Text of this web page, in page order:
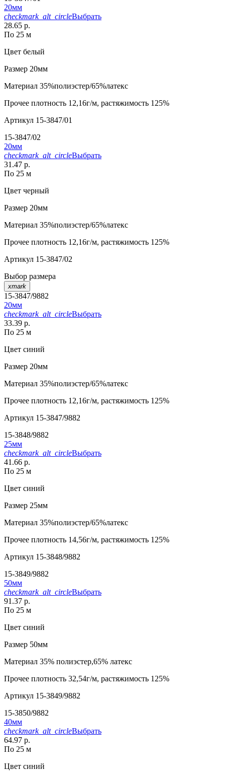
20мм
checkmark_alt_circleВыбрать
28.65 р.
По 25 м
Цвет белый
Размер 20мм
Материал 35%полиэстер/65%латекс
Прочее плотность 12,16г/м, растяжимость 125%
Артикул 15-3847/01
15-3847/02
20мм
checkmark_alt_circleВыбрать
31.47 р.
По 25 м
Цвет черный
Размер 20мм
Материал 35%полиэстер/65%латекс
Прочее плотность 12,16г/м, растяжимость 125%
Артикул 15-3847/02
Выбор размера
xmark
15-3847/9882
20мм
checkmark_alt_circleВыбрать
33.39 р.
По 25 м
Цвет синий
Размер 20мм
Материал 35%полиэстер/65%латекс
Прочее плотность 12,16г/м, растяжимость 125%
Артикул 15-3847/9882
15-3848/9882
25мм
checkmark_alt_circleВыбрать
41.66 р.
По 25 м
Цвет синий
Размер 25мм
Материал 35%полиэстер/65%латекс
Прочее плотность 14,56г/м, растяжимость 125%
Артикул 15-3848/9882
15-3849/9882
50мм
checkmark_alt_circleВыбрать
91.37 р.
По 25 м
Цвет синий
Размер 50мм
Материал 35% полиэстер,65% латекс
Прочее плотность 32,54г/м, растяжимость 125%
Артикул 15-3849/9882
15-3850/9882
40мм
checkmark_alt_circleВыбрать
64.97 р.
По 25 м
Цвет синий